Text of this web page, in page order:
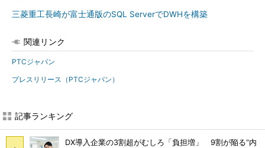
三菱重工長崎が富士通版のSQL ServerでDWHを構築
関連リンク
PTCジャパン
プレスリリース（PTCジャパン）
記事ランキング
DX導入企業の3割超がむしろ「負担増」 9割が陥る“内